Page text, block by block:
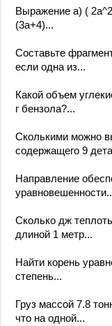
Выражение а) (
(3а+4)...
Составьте
если одна из...
Какой объем
г бензола?...
Сколькими можно
содержащего 9
Направление
Сколько дж
длиной 1 метр...
Найти корень
степень...
Груз массой 7.8
что на одной...